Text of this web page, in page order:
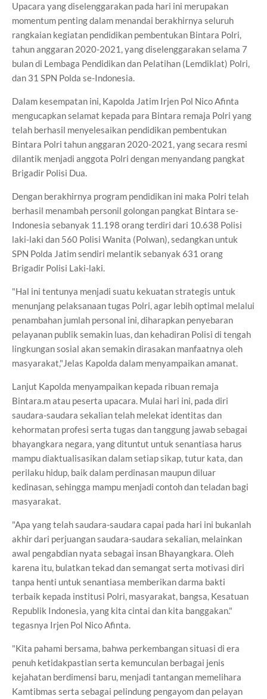
Upacara yang diselenggarakan pada hari ini merupakan
momentum penting dalam menandai berakhirnya seluruh
rangkaian kegiatan pendidikan pembentukan Bintara Polri,
tahun anggaran 2020-2021, yang diselenggarakan selama 7
bulan di Lembaga Pendidikan dan Pelatihan (Lemdiklat) Polri,
dan 31 SPN Polda se-Indonesia.
Dalam kesempatan ini, Kapolda Jatim Irjen Pol Nico Afinta
mengucapkan selamat kepada para Bintara remaja Polri yang
telah berhasil menyelesaikan pendidikan pembentukan
Bintara Polri tahun anggaran 2020-2021, yang secara resmi
dilantik menjadi anggota Polri dengan menyandang pangkat
Brigadir Polisi Dua.
Dengan berakhirnya program pendidikan ini maka Polri telah
berhasil menambah personil golongan pangkat Bintara se-
Indonesia sebanyak 11.198 orang terdiri dari 10.638 Polisi
laki-laki dan 560 Polisi Wanita (Polwan), sedangkan untuk
SPN Polda Jatim sendiri melantik sebanyak 631 orang
Brigadir Polisi Laki-laki.
"Hal ini tentunya menjadi suatu kekuatan strategis untuk
menunjang pelaksanaan tugas Polri, agar lebih optimal melalui
penambahan jumlah personal ini, diharapkan penyebaran
pelayanan publik semakin luas, dan kehadiran Polisi di tengah
lingkungan sosial akan semakin dirasakan manfaatnya oleh
masyarakat,"Jelas Kapolda dalam menyampaikan amanat.
Lanjut Kapolda menyampaikan kepada ribuan remaja
Bintara.m atau peserta upacara. Mulai hari ini, pada diri
saudara-saudara sekalian telah melekat identitas dan
kehormatan profesi serta tugas dan tanggung jawab sebagai
bhayangkara negara, yang dituntut untuk senantiasa harus
mampu diaktualisasikan dalam setiap sikap, tutur kata, dan
perilaku hidup, baik dalam perdinasan maupun diluar
kedinasan, sehingga mampu menjadi contoh dan teladan bagi
masyarakat.
"Apa yang telah saudara-saudara capai pada hari ini bukanlah
akhir dari perjuangan saudara-saudara sekalian, melainkan
awal pengabdian nyata sebagai insan Bhayangkara. Oleh
karena itu, bulatkan tekad dan semangat serta motivasi diri
tanpa henti untuk senantiasa memberikan darma bakti
terbaik kepada institusi Polri, masyarakat, bangsa, Kesatuan
Republik Indonesia, yang kita cintai dan kita banggakan."
tegasnya Irjen Pol Nico Afinta.
"Kita pahami bersama, bahwa perkembangan situasi di era
penuh ketidakpastian serta kemunculan berbagai jenis
kejahatan berdimensi baru, menjadi tantangan memelihara
Kamtibmas serta sebagai pelindung pengayom dan pelayan